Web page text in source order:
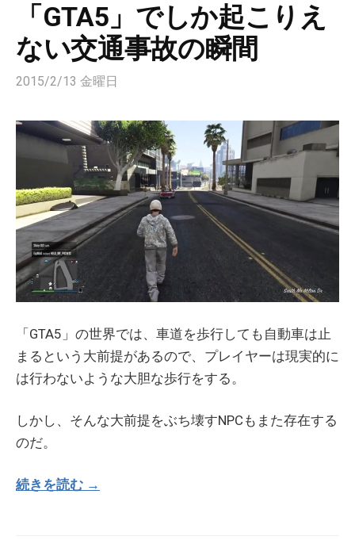
「GTA5」でしか起こりえ
ない交通事故の瞬間
2015/2/13 金曜日
「GTA5」の世界では、車道を歩行しても自動車は止
まるという大前提があるので、プレイヤーは現実的に
は行わないような大胆な歩行をする。
しかし、そんな大前提をぶち壊すNPCもまた存在する
のだ。
続きを読む →